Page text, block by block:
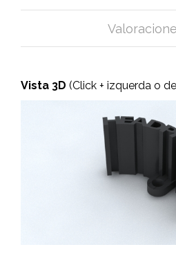
Vista 3D (Click + izquerda o